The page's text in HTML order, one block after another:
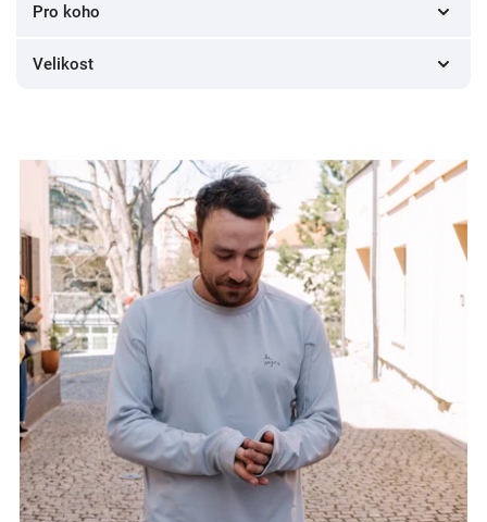
Pro koho
Velikost
L 2
XL
XXL
3XL
4XL
5XL